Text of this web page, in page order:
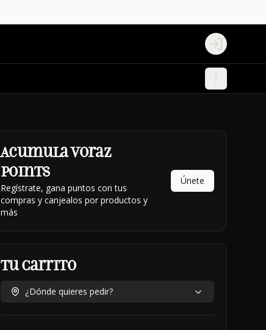
Login
AcumulaVoraz
Points
Regístrate, gana puntos con tus
compras y canjealos por productos y
más
Únete
Tu Carrito
¿Dónde quieres pedir?